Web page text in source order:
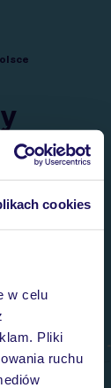
cookies
w celu
Pliki
ruchu